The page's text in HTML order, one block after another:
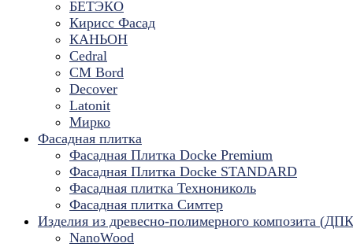
БЕТЭКО
Кирисс Фасад
КАНЬОН
Cedral
CM Bord
Decover
Latonit
Мирко
Фасадная плитка
Фасадная Плитка Docke Premium
Фасадная Плитка Docke STANDARD
Фасадная плитка Технониколь
Фасадная плитка Симтер
Изделия из древесно-полимерного композита
NanoWood